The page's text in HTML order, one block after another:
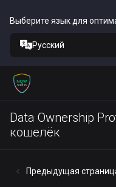
Выберите язык для
Русский
Data Ownership
кошелёк
Предыдущая